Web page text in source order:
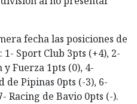
fecha las posiciones de
Sport Club 3pts (+4), 2-
Fuerza 1pts (0), 4-
de Pipinas 0pts (-3), 6-
Racing de Bavio 0pts (-).